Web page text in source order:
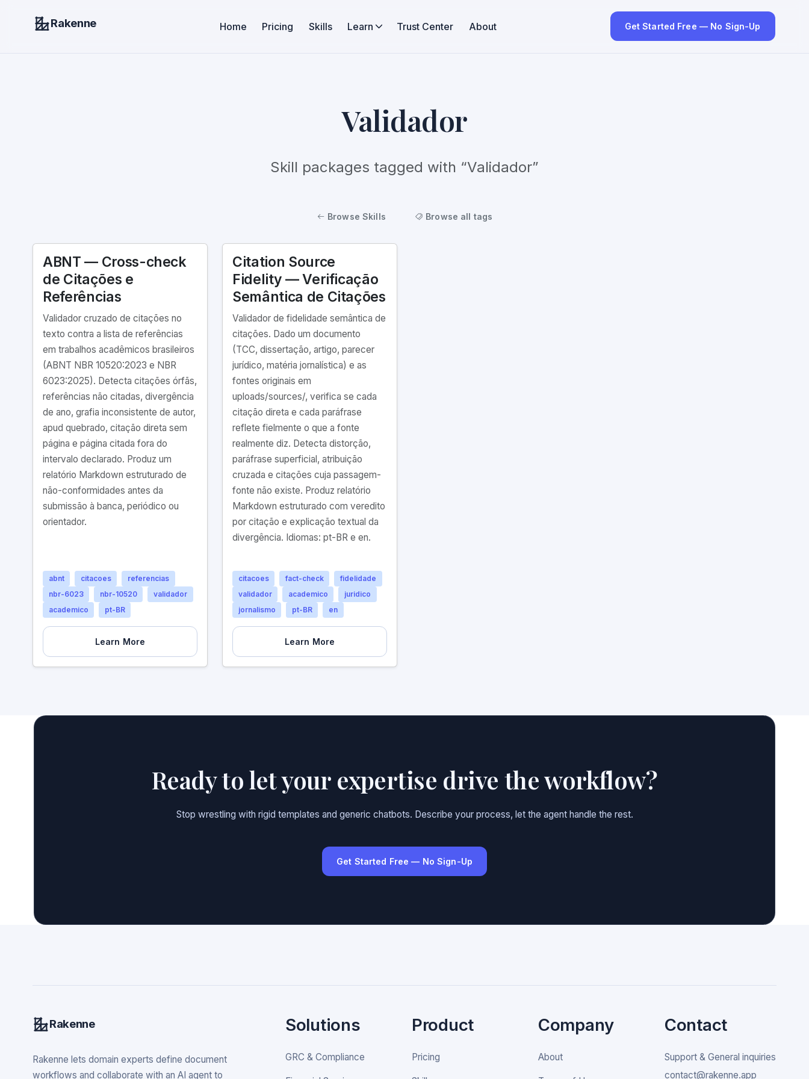
Rakenne Home Pricing Skills Learn Trust Center About Get Started Free — No Sign-Up
Validador
Skill packages tagged with “Validador”
Browse Skills Browse all tags
ABNT — Cross-check
de Citações e
Referências
Validador cruzado de citações no
texto contra a lista de referências
em trabalhos acadêmicos brasileiros
(ABNT NBR 10520:2023 e NBR
6023:2025). Detecta citações órfãs,
referências não citadas, divergência
de ano, grafia inconsistente de autor,
apud quebrado, citação direta sem
página e página citada fora do
intervalo declarado. Produz um
relatório Markdown estruturado de
não-conformidades antes da
submissão à banca, periódico ou
orientador.
abnt citacoes
referencias
nbr-6023
nbr-10520
validador
academico
pt-BR
Learn More
Citation Source
Fidelity — Verificação
Semântica de Citações
Validador de fidelidade semântica de
citações. Dado um documento
(TCC, dissertação, artigo, parecer
jurídico, matéria jornalística) e as
fontes originais em
uploads/sources/, verifica se cada
citação direta e cada paráfrase
reflete fielmente o que a fonte
realmente diz. Detecta distorção,
paráfrase superficial, atribuição
cruzada e citações cuja passagem-
fonte não existe. Produz relatório
Markdown estruturado com veredito
por citação e explicação textual da
divergência. Idiomas: pt-BR e en.
citacoes fact-check
fidelidade
validador
academico
juridico
jornalismo
pt-BR en
Learn More
Ready to let your expertise drive the workflow?
Stop wrestling with rigid templates and generic chatbots. Describe your process, let the agent handle the rest.
Get Started Free — No Sign-Up
Rakenne
Rakenne lets domain experts define document
workflows and collaborate with an AI agent to
Solutions
GRC & Compliance
Product
Pricing
Company
About
Contact
Support & General inquiries
contact@rakenne.app